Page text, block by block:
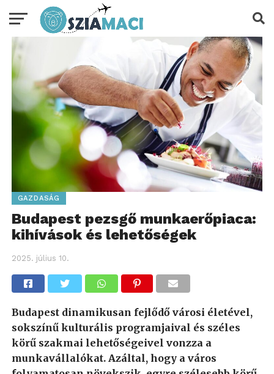
GAZDASÁG
Budapest pezsgő munkaerőpiaca:
kihívások és lehetőségek
2025. július 10.
Budapest dinamikusan fejlődő városi életével,
sokszínű kulturális programjaival és széles
körű szakmai lehetőségeivel vonzza a
munkavállalókat. Azáltal, hogy a város